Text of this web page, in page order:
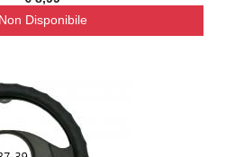
Non Disponibile